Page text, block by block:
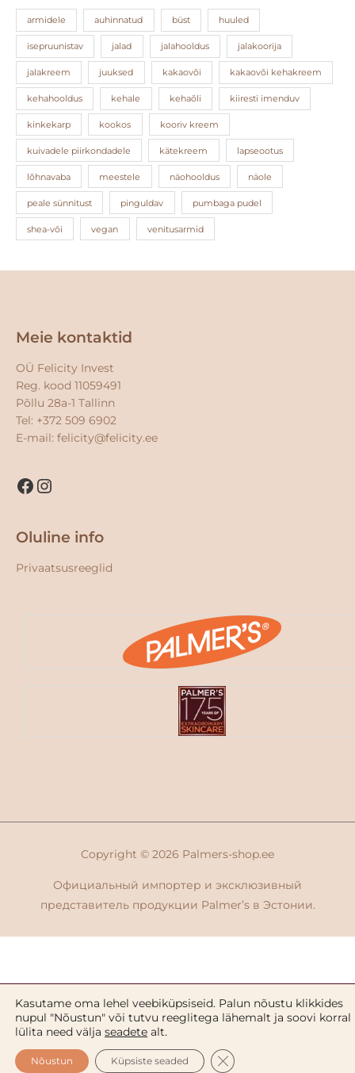
armidele auhinnatud büst huuled
isepruunistav jalad jalahooldus jalakoorija
jalakreem juuksed kakaovõi kakaovõi kehakreem
kehahooldus kehale kehaõli kiiresti imenduv
kinkekarp kookos kooriv kreem
kuivadele piirkondadele kätekreem lapseootus
lõhnavaba meestele näohooldus näole
peale sünnitust pinguldav pumbaga pudel
shea-või vegan venitusarmid
Meie kontaktid
OÜ Felicity Invest
Reg. kood 11059491
Põllu 28a-1 Tallinn
Tel: +372 509 6902
E-mail: felicity@felicity.ee
Facebook
Instagram
Oluline info
Privaatsusreeglid
Copyright © 2026 Palmers-shop.ee
Официальный импортер и эксклюзивный
представитель продукции Palmer’s в Эстонии.
Kasutame oma lehel veebiküpsiseid. Palun nõustu klikkides
nupul "Nõustun" või tutvu reeglitega lähemalt ja soovi korral
lülita need välja seadete alt.
Nõustun Küpsiste seaded CLOSE GDPR COOKIE